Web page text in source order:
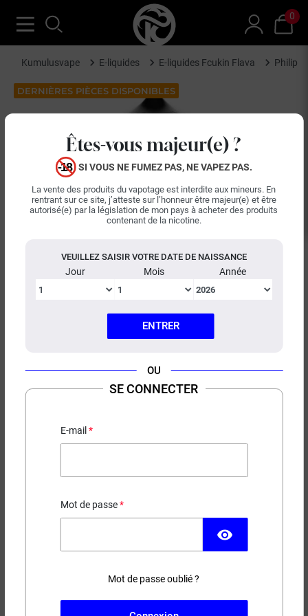
Êtes-vous majeur(e) ?
SI VOUS NE FUMEZ PAS, NE VAPEZ PAS.
La vente des produits du vapotage est interdite aux mineurs. En
rentrant sur ce site, j’atteste sur l’honneur être majeur(e) et être
autorisé(e) par la législation de mon pays à acheter des produits
contenant de la nicotine.
VEUILLEZ SAISIR VOTRE DATE DE NAISSANCE
Jour Mois Année
ENTRER
OU
SE CONNECTER
E-mail
Mot de passe
visibility
Mot de passe oublié ?
0
Kumulusvape E-liquides E-liquides Fcukin Flava
DERNIÈRES PIÈCES DISPONIBLES
E-LIQUIDE PHILIPPINES
(2 avis)
Mangue jaune - Frais
24,90 €
EN STOCK
Contenance Taux de nicotine